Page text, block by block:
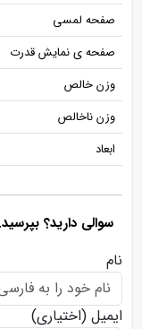
صفحه لمسی
صفحه ی نمایش قدرت
وزن خالص
وزن ناخالص
ابعاد
سوالی دارید؟
نام
ایمیل (اختیاری)